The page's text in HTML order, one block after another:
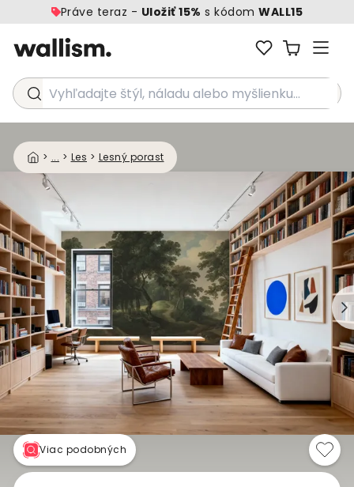
Práve teraz - Uložiť 15% s kódomWALL15
Vyhľadajte štýl, náladu alebo myšlienku...
> ... > Les > Lesný porast
Viac podobných